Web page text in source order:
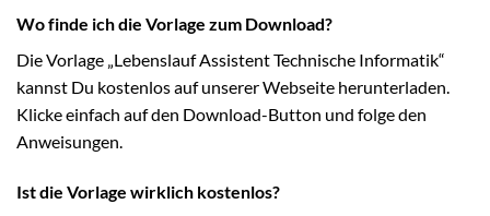
Wo finde ich die Vorlage zum Download?
Die Vorlage „Lebenslauf Assistent Technische Informatik“
kannst Du kostenlos auf unserer Webseite herunterladen.
Klicke einfach auf den Download-Button und folge den
Anweisungen.
Ist die Vorlage wirklich kostenlos?